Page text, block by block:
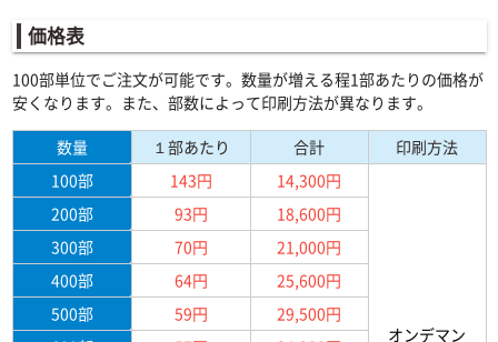
価格表
100部単位でご注文が可能です。数量が増える程1部あたりの価格が
安くなります。また、部数によって印刷方法が異なります。
数量
１部あたり 合計
印刷方法
100部
143円 14,300円
オンデマン
200部 93円
18,600円
300部
70円
21,000円
400部
64円
25,600円
500部
59円
29,500円